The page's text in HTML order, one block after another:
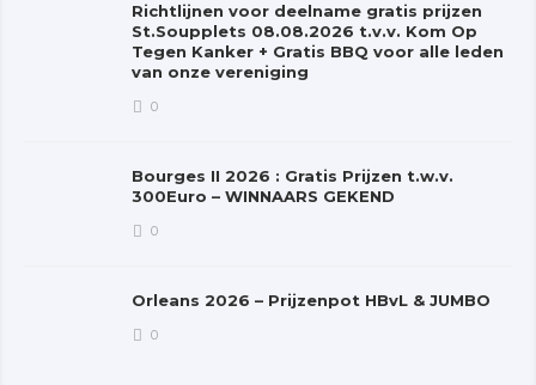
Richtlijnen voor deelname gratis prijzen
St.Soupplets 08.08.2026 t.v.v. Kom Op
Tegen Kanker + Gratis BBQ voor alle leden
van onze vereniging
0
Bourges II 2026 : Gratis Prijzen t.w.v.
300Euro – WINNAARS GEKEND
0
Orleans 2026 – Prijzenpot HBvL & JUMBO
0